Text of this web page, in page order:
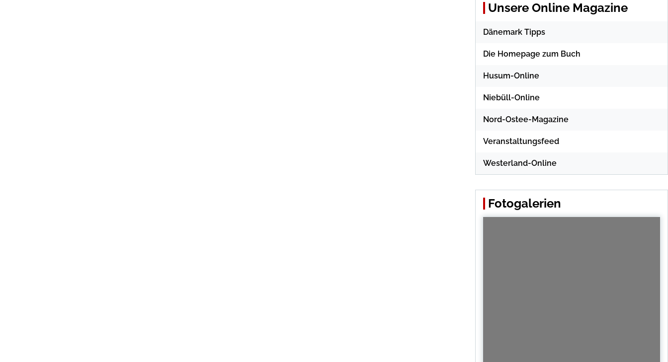
Unsere Online Magazine
Dänemark Tipps
Die Homepage zum Buch
Husum-Online
Niebüll-Online
Nord-Ostee-Magazine
Veranstaltungsfeed
Westerland-Online
Fotogalerien